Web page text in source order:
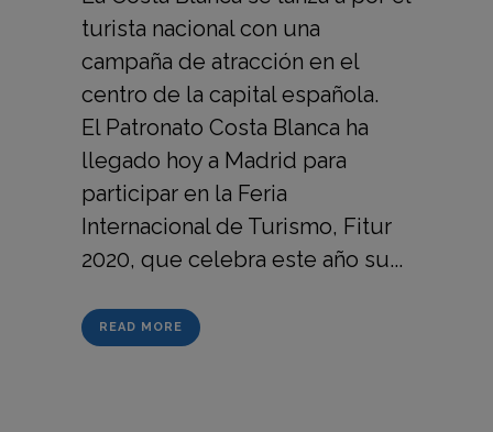
turista nacional con una
campaña de atracción en el
centro de la capital española.
El Patronato Costa Blanca ha
llegado hoy a Madrid para
participar en la Feria
Internacional de Turismo, Fitur
2020, que celebra este año su...
READ MORE